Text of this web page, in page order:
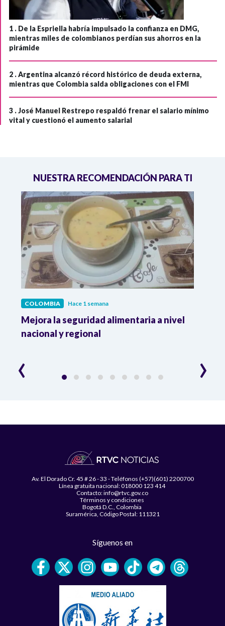
1 . De la Espriella habría impulsado la confianza en DMG,
mientras miles de colombianos perdían sus ahorros en la
pirámide
2 .Argentina alcanzó récord histórico de deuda externa,
mientras que Colombia salda obligaciones con el FMI
3 .José Manuel Restrepo respaldó frenar el salario mínimo
vital y cuestionó el aumento salarial
NUESTRA RECOMENDACIÓN PARA TI
COLOMBIA Hace 1 semana
Mejora la seguridad alimentaria a nivel
nacional y regional
‹ ›
Av. El Dorado Cr. 45 # 26 - 33 - Teléfonos (+57)(601) 2200700
Línea gratuita nacional: 018000 123 414
Contacto: info@rtvc.gov.co
Términos y condiciones
Bogotá D.C., Colombia
Suramérica, Código Postal: 111321
Síguenos en